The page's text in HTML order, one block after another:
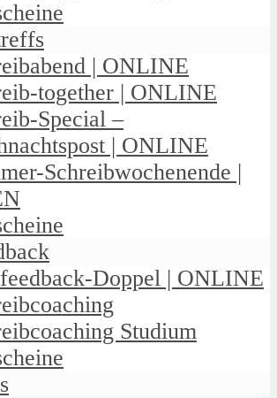
| ONLINE
together | ONLINE
Special –
| ONLINE
Schreibwochenende |
Doppel | ONLINE
Studium